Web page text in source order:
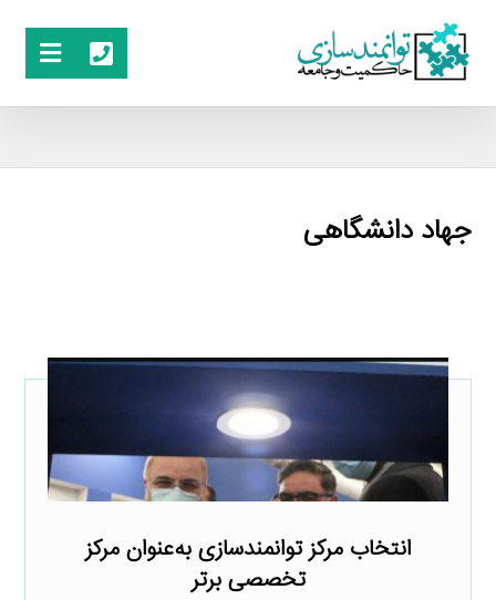
جهاد دانشگاهی
انتخاب مرکز توانمندسازی به‌عنوان مرکز
تخصصی برتر